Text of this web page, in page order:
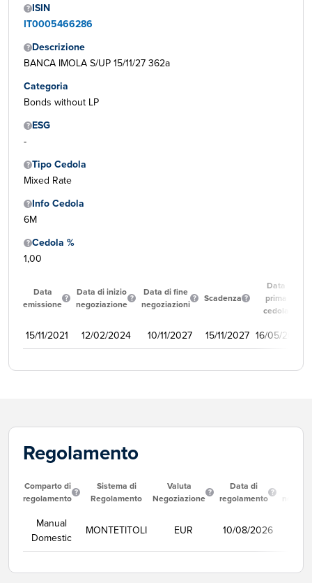
ISIN
IT0005466286
Descrizione
BANCA IMOLA S/UP 15/11/27 362a
Categoria
Bonds without LP
ESG
-
Tipo Cedola
Mixed Rate
Info Cedola
6M
Cedola %
1,00
Data
emissione
Data di inizio
negoziazione
Data di fine
negoziazioni
Scadenza
Data
prima
cedola
15/11/2021 12/02/2024 10/11/2027 15/11/2027 16/05/2022
Regolamento
Comparto di
regolamento
Sistema di
Regolamento
Valuta
Negoziazione
Data di
regolamento
Manual
Domestic
MONTETITOLI EUR 10/08/2026